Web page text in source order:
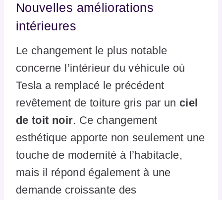
Nouvelles améliorations
intérieures
Le changement le plus notable
concerne l’intérieur du véhicule où
Tesla a remplacé le précédent
revêtement de toiture gris par un ciel
de toit noir. Ce changement
esthétique apporte non seulement une
touche de modernité à l’habitacle,
mais il répond également à une
demande croissante des